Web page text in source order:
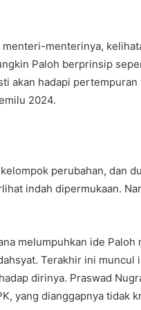
menterinya,
Paloh berprinsip
akan hadapi
2024.
perubahan, dan
indah dipermukaan.
melumpuhkan ide Paloh
Terakhir ini muncul
dirinya. Praswad
yang dianggapnya tidak